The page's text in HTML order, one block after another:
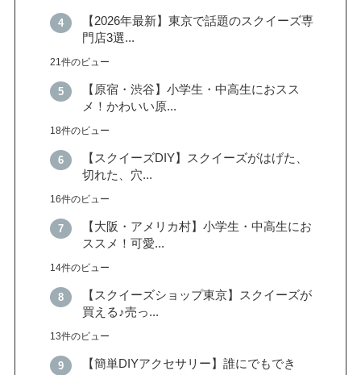
【2026年最新】東京で話題のスクイーズ専
門店3選...
21件のビュー
【原宿・渋谷】小学生・中高生におスス
メ！かわいい原...
18件のビュー
【スクイーズDIY】スクイーズがはげた、
切れた、穴...
16件のビュー
【大阪・アメリカ村】小学生・中高生にお
ススメ！可愛...
14件のビュー
【スクイーズショップ東京】スクイーズが
買える♪売っ...
13件のビュー
【簡単DIYアクセサリー】誰にでもでき